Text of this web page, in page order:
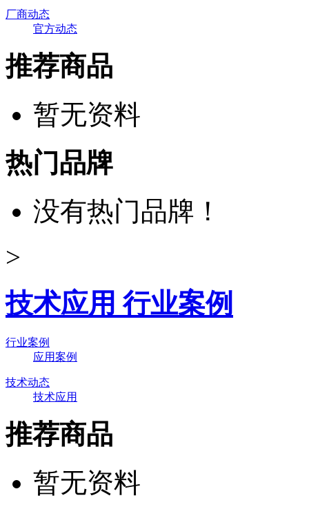
厂商动态
官方动态
推荐商品
暂无资料
热门品牌
没有热门品牌！
>
技术应用 行业案例
行业案例
应用案例
技术动态
技术应用
推荐商品
暂无资料